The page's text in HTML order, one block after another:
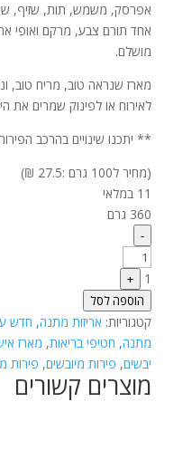
אפרסק, משמש, תות, שזיף,
אחד תורם צבע, מרקם ואופי
מושלם.
מארז שנראה טוב, מריח טוב,
לאירוח או לפינוק שמרים את
** יתכנו שינויים בהרכב
(מחיר ל100 גרם :27.5 ₪)
11 במלאי
360 גרם
Quantity-
1
+
הוספה לסל
קטגוריות: אריזות מתנה, חדש
מתנה, חטיפי בריאות, מארז
יבשים, פירות מיובשים, פירות
מוצרים קשורים